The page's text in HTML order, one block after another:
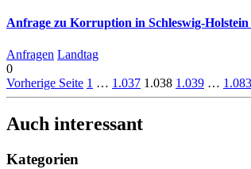
Anfrage zu Korruption in Schleswig-Holstein
Anfragen Landtag
0
Vorherige Seite 1 … 1.037 1.038 1.039 … 1.083
Auch interessant
Kategorien